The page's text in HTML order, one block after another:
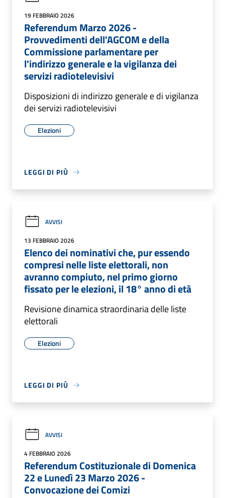
19 FEBBRAIO 2026
Referendum Marzo 2026 -
Provvedimenti dell'AGCOM e della
Commissione parlamentare per
l'indirizzo generale e la vigilanza dei
servizi radiotelevisivi
Disposizioni di indirizzo generale e di vigilanza
dei servizi radiotelevisivi
Elezioni
LEGGI DI PIÙ
AVVISI
13 FEBBRAIO 2026
Elenco dei nominativi che, pur essendo
compresi nelle liste elettorali, non
avranno compiuto, nel primo giorno
fissato per le elezioni, il 18° anno di età
Revisione dinamica straordinaria delle liste
elettorali
Elezioni
LEGGI DI PIÙ
AVVISI
4 FEBBRAIO 2026
Referendum Costituzionale di Domenica
22 e Lunedì 23 Marzo 2026 -
Convocazione dei Comizi